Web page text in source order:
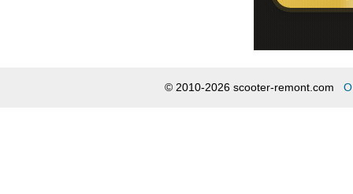
© 2010-2026 scooter-remont.com О